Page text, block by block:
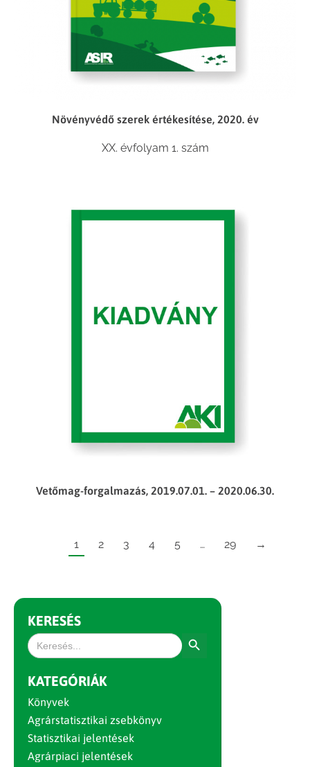
Növényvédő szerek értékesítése, 2020. év
XX. évfolyam 1. szám
Vetőmag-forgalmazás, 2019.07.01. – 2020.06.30.
1 2 3 4 5 … 29 →
KERESÉS
Search
for:
KATEGÓRIÁK
Könyvek
Agrárstatisztikai zsebkönyv
Statisztikai jelentések
Agrárpiaci jelentések